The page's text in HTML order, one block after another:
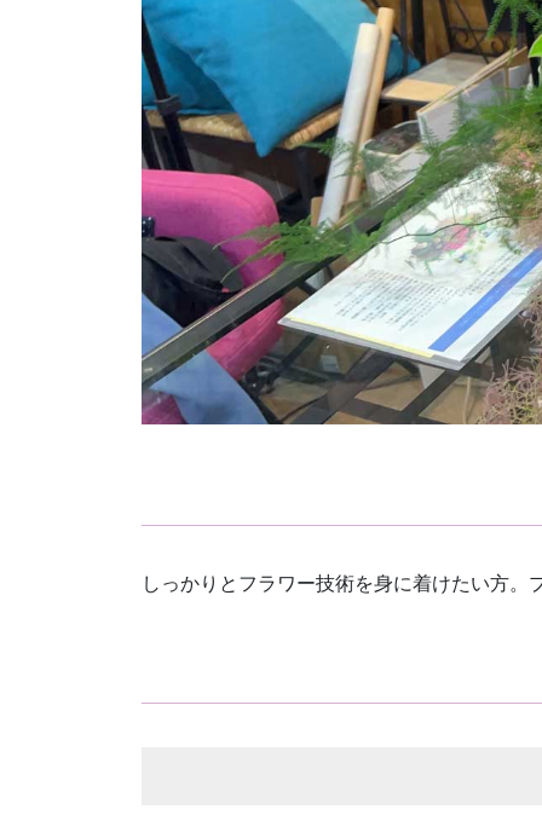
しっかりとフラワー技術を身に着けたい方。